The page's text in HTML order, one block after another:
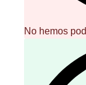
No hemos